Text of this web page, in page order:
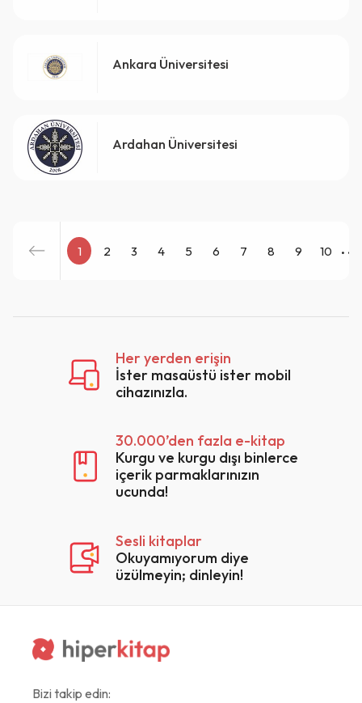
Ankara Üniversitesi
Ardahan Üniversitesi
1 2 3 4 5 6 7 8 9 10 ...
Her yerden erişin
İster masaüstü ister mobil
cihazınızla.
30.000’den fazla e-kitap
Kurgu ve kurgu dışı binlerce
içerik parmaklarınızın
ucunda!
Sesli kitaplar
Okuyamıyorum diye
üzülmeyin; dinleyin!
Bizi takip edin: